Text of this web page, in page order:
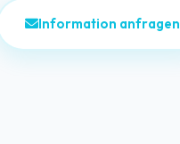
Information anfragen